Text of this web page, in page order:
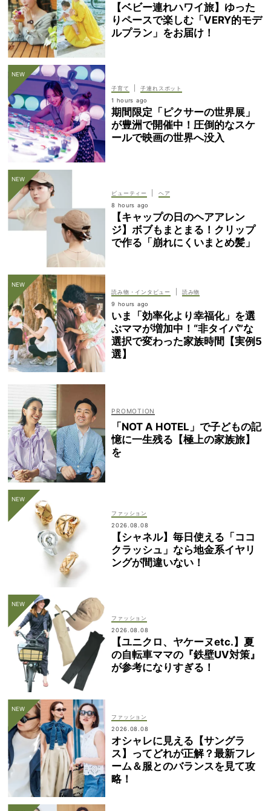
【ベビー連れハワイ旅】ゆった
りペースで楽しむ「VERY的モデ
ルプラン」をお届け！
子育て
子連れスポット
1 hours ago
期間限定「ピクサーの世界展」
が豊洲で開催中！圧倒的なスケ
ールで映画の世界へ没入
ビューティー
ヘア
8 hours ago
【キャップの日のヘアアレン
ジ】ボブもまとまる！クリップ
で作る「崩れにくいまとめ髪」
読み物・インタビュー
読み物
9 hours ago
いま「効率化より幸福化」を選
ぶママが増加中！“非タイパ”な
選択で変わった家族時間【実例5
選】
「NOT A HOTEL」で子どもの記
憶に一生残る【極上の家族旅】
を
ファッション
2026.08.08
【シャネル】毎日使える「ココ
クラッシュ」なら地金系イヤリ
ングが間違いない！
ファッション
2026.08.08
【ユニクロ、ヤケーヌetc.】夏
の自転車ママの『鉄壁UV対策』
が参考になりすぎる！
ファッション
2026.08.08
オシャレに見える【サングラ
ス】ってどれが正解？最新フレ
ーム＆服とのバランスを見て攻
略！